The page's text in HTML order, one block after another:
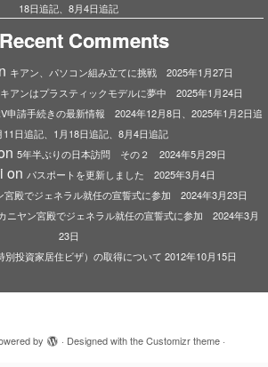
18日追記、8月4日追記
Recent Comments
キアン、パソコン組み立てに挑戦 2025年1月27日
キアンはプラスティックモデルに夢中 2025年1月24日
申請手続きの最新情報 2024年12月8日、2025年1月2日追
11日追記、1月18日追記、8月4日追記
5年半ぶりの日本訪問 その２ 2024年5月29日
on パスポートを更新しました 2025年3月4日
宮殿でジェネラル就任の宣誓式に参加 2024年3月23日
ニヤン宮殿でジェネラル就任の宣誓式に参加 2024年3月
23日
別投資家居住ビザ）の取得について 2012年10月15日
by · Designed with theCustomizr theme ·